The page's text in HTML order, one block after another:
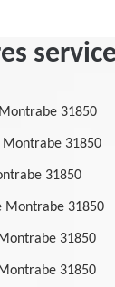
31850
Montrabe 31850
31850
Montrabe 31850
31850
31850